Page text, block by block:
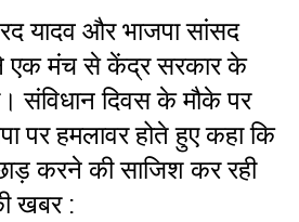
यादव और भाजपा सांसद
एक मंच से केंद्र सरकार के
संविधान दिवस के मौके पर
पर हमलावर होते हुए कहा कि
करने की साजिश कर रही
खबर :